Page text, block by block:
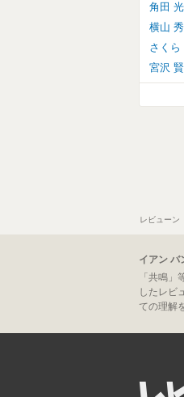
角田
横山
さくら
宮沢
レビューン
イアン バ
「共鳴
したレビ
ての理解